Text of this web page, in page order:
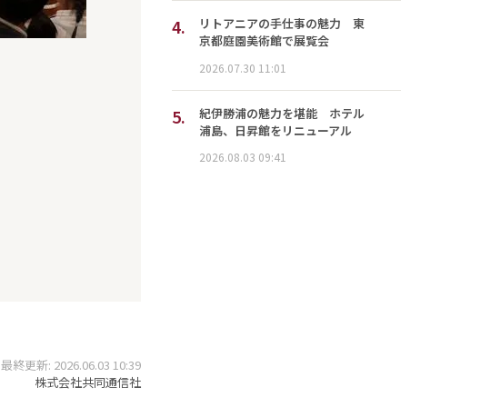
最終更新: 2026.06.03 10:39
株式会社共同通信社
4.
リトアニアの手仕事の魅力 東
京都庭園美術館で展覧会
2026.07.30 11:01
5.
紀伊勝浦の魅力を堪能 ホテル
浦島、日昇館をリニューアル
2026.08.03 09:41